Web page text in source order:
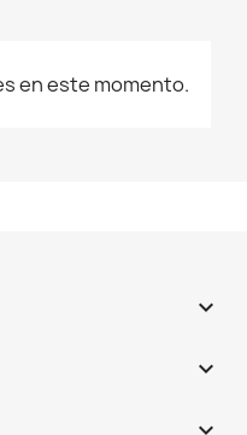
en este momento.

